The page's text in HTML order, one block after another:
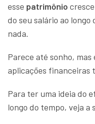
esse patrimônio
do seu salário ao
nada.
Parece até sonho,
aplicações financeiras
Para ter uma ideia do
longo do tempo, veja a